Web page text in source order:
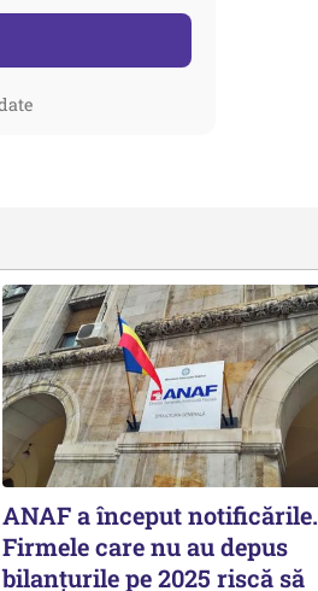
ANAF a început notificările.
Firmele care nu au depus
bilanțurile pe 2025 riscă să